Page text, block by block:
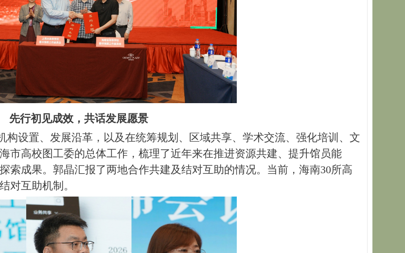
先行初见成效，共话发展愿景
置、发展沿革，以及在统筹规划、区域共享、学术交流、强化培训、文
市高校图工委的总体工作，梳理了近年来在推进资源共建、提升馆员能
索成果。郭晶汇报了两地合作共建及结对互助的情况。当前，海南30所高
对互助机制。